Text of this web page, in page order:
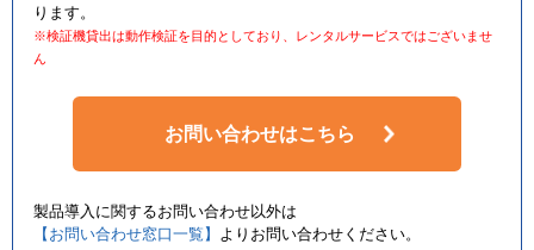
ります。
※検証機貸出は動作検証を目的としており、レンタルサービスではございませ
ん
お問い合わせはこちら
製品導入に関するお問い合わせ以外は
【お問い合わせ窓口一覧】
よりお問い合わせください。